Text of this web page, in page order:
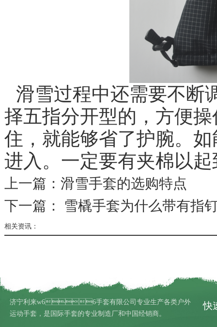
滑雪过程中还需要
择五指分开型的，方便
住，就能够省了护腕。如
进入。一定要有夹棉以
上一篇： 滑雪手套的选购特点
下一篇：
雪橇手套为什么带有指
相关资讯：
济宁利来w66手套有限公司专业生产各类户外
运动手套，是国际手套的专业制造厂和中国经销商。
快